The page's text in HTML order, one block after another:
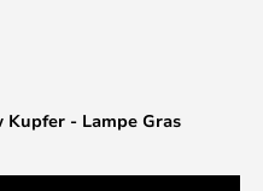
Kupfer - Lampe Gras